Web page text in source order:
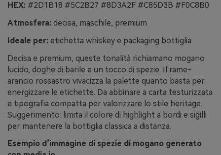
HEX: #2D1B18 #5C2B27 #8D3A2F #C85D3B #F0C8B0
Atmosfera: decisa, maschile, premium
Ideale per: etichetta whiskey e packaging bottiglia
Decisa e premium, queste tonalità richiamano mogano
lucido, doghe di barile e un tocco di spezie. Il rame-
arancio rossastro vivacizza la palette quanto basta per
energizzare le etichette. Da abbinare a carta testurizzata
e tipografia compatta per valorizzare lo stile heritage.
Suggerimento: limita il colore di highlight a bordi e sigilli
per mantenere la bottiglia classica a distanza.
Esempio d’immagine di spezie di mogano generato